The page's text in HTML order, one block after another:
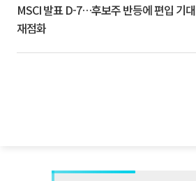
MSCI 발표 D-7…후보주 반등에 편입 기대
재점화